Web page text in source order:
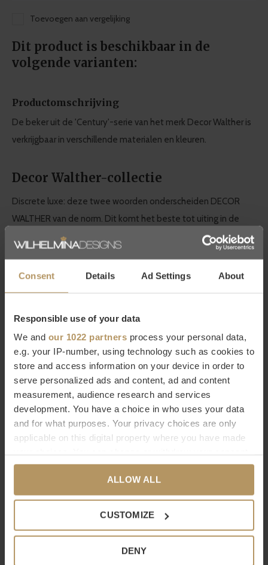
Consent Details Ad Settings About
Responsible use of your data
We and our 1022 partners process your personal data,
e.g. your IP-number, using technology such as cookies to
store and access information on your device in order to
serve personalized ads and content, ad and content
measurement, audience research and services
development. You have a choice in who uses your data
and for what purposes. Your privacy choices are only
applicable on this digital property where you have made
any time from the Cookie Declaration or by clicking on
the Privacy trigger icon.
If you allow, we would also like to:
ALLOW ALL
CUSTOMIZE
DENY
Toevoegen aan vergelijking
Dit product is beschikbaar in de
volgende varianten:
Productomschrijving
De beker uit de 'Century'-serie van het merk Decor Walther is
verkrijgbaar in verschillende materialen en kleuren.
Decor Walther-collectie
Discrete luxe: deze twee woorden onderscheiden DECOR
WALTHER van de norm. Dit komt het beste tot uiting in de
kwaliteit en het design. Dit maakt Decor Walther synoniem
ingericht te worden met de mooiste accessoires van hoge
kwaliteit. Je ziet het, je voelt het.
Bestel Decor Walther online
Wilt u meer weten over Decor Walther of bent u op zoek naar
een product dat niet op onze website staat? Neem dan
contact op met onzeklantenservice(livechat, e-mail of
telefoon). Natuurlijk kunt u ookdirect bestellen, het duurt
Merk
Decor Walther
Century